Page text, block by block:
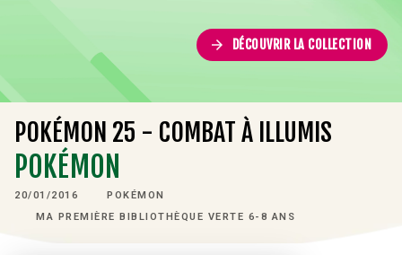
arrow_forward DÉCOUVRIR LA COLLECTION
POKÉMON 25 - COMBAT À ILLUMIS
POKÉMON
20/01/2016
POKÉMON
MA PREMIÈRE BIBLIOTHÈQUE VERTE 6-8 ANS